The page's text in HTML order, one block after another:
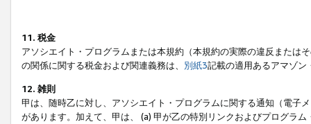
11. 税金
アソシエイト・プログラムまたは本規約（本規約の実際の違反または
の関係に関する税金および関連義務は、 別紙3記載の適用あるアマゾン
12. 雑則
甲は、随時乙に対し、アソシエイト・プログラムに関する通知（電子
があります。加えて、甲は、 (a) 甲が乙の特別リンクおよびプログラ